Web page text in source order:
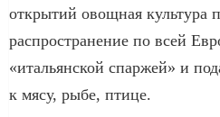
открытий овощная культура
распространение по всей
«итальянской спаржей» и
к мясу, рыбе, птице.